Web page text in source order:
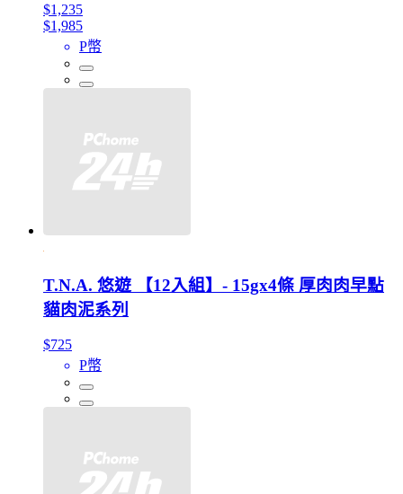
$1,235
$1,985
P幣
T.N.A. 悠遊 【12入組】- 15gx4條 厚肉肉早點
貓肉泥系列
$725
P幣